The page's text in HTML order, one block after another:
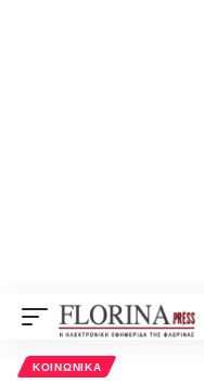
ΚΟΙΝΩΝΙΚΆ